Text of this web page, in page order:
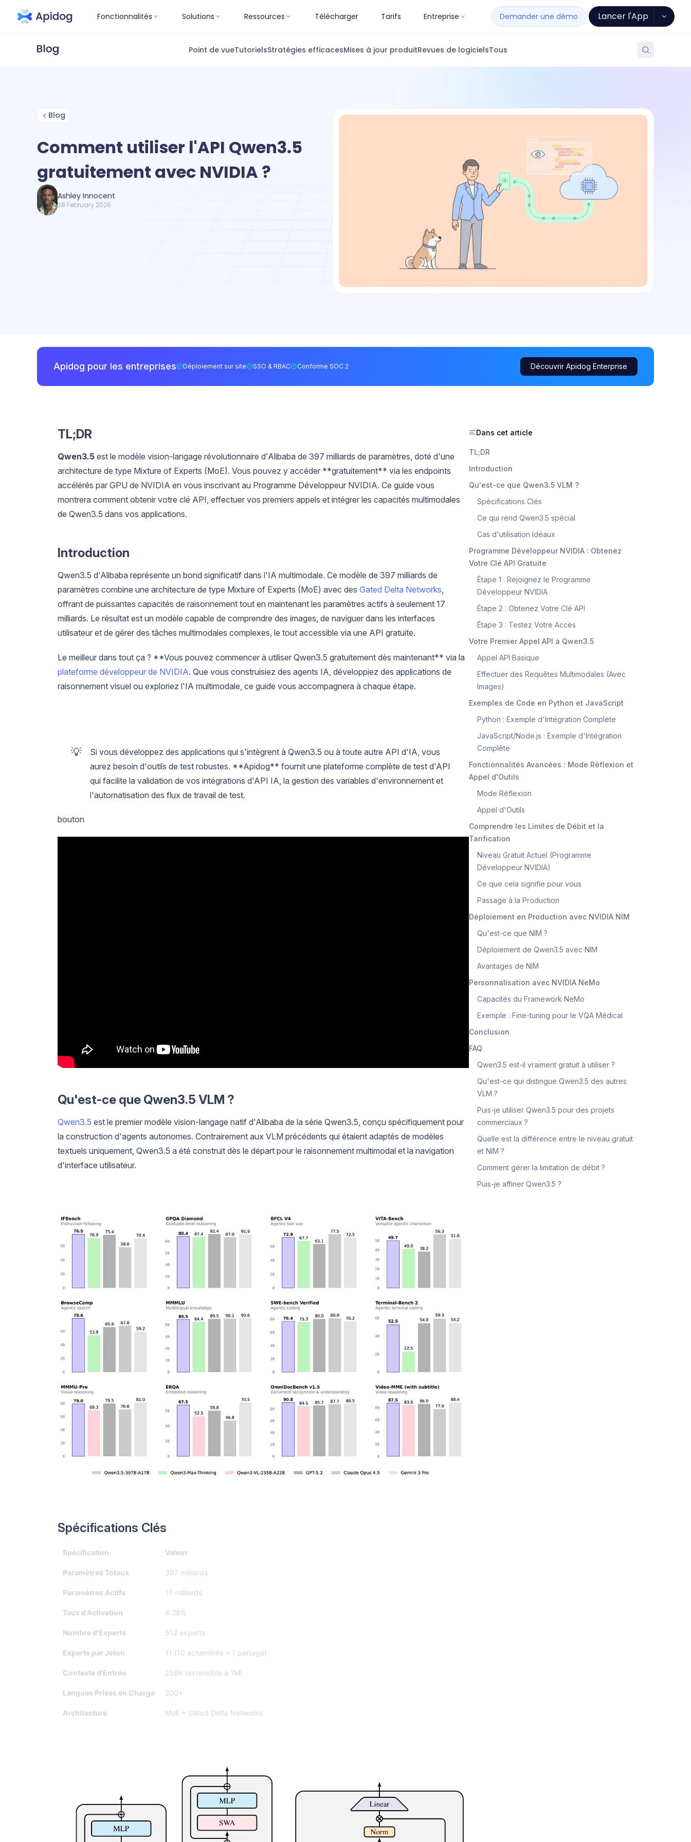
Fonctionnalités Solutions Ressources Télécharger Tarifs Entreprise Demander une démo Lancer l'App
Point de vueTutorielsStratégies efficacesMises à jour produitRevues de logicielsTous
Blog
Comment utiliser l'API Qwen3.5
gratuitement avec NVIDIA ?
Ashley Innocent
28 February 2026
Apidog pour les entreprises Déploiement sur site SSO & RBAC Conforme SOC 2 Découvrir Apidog Enterprise
TL;DR
Qwen3.5 est le modèle vision-langage révolutionnaire d'Alibaba de 397 milliards de paramètres, doté d'une
architecture de type Mixture of Experts (MoE). Vous pouvez y accéder **gratuitement** via les endpoints
accélérés par GPU de NVIDIA en vous inscrivant au Programme Développeur NVIDIA. Ce guide vous
montrera comment obtenir votre clé API, effectuer vos premiers appels et intégrer les capacités multimodales
de Qwen3.5 dans vos applications.
Introduction
Qwen3.5 d'Alibaba représente un bond significatif dans l'IA multimodale. Ce modèle de 397 milliards de
paramètres combine une architecture de type Mixture of Experts (MoE) avec des Gated Delta Networks
offrant de puissantes capacités de raisonnement tout en maintenant les paramètres actifs à seulement 17
milliards. Le résultat est un modèle capable de comprendre des images, de naviguer dans les interfaces
utilisateur et de gérer des tâches multimodales complexes, le tout accessible via une API gratuite.
Le meilleur dans tout ça ? **Vous pouvez commencer à utiliser Qwen3.5 gratuitement dès maintenant** via la
plateforme développeur de NVIDIA. Que vous construisiez des agents IA, développiez des applications de
raisonnement visuel ou exploriez l'IA multimodale, ce guide vous accompagnera à chaque étape.
💡
Si vous développez des applications qui s'intègrent à Qwen3.5 ou à toute autre API d'IA, vous
aurez besoin d'outils de test robustes. **Apidog** fournit une plateforme complète de test d'API
qui facilite la validation de vos intégrations d'API IA, la gestion des variables d'environnement et
l'automatisation des flux de travail de test.
bouton
Qu'est-ce que Qwen3.5 VLM ?
Qwen3.5 est le premier modèle vision-langage natif d'Alibaba de la série Qwen3.5, conçu spécifiquement pour
la construction d'agents autonomes. Contrairement aux VLM précédents qui étaient adaptés de modèles
textuels uniquement, Qwen3.5 a été construit dès le départ pour le raisonnement multimodal et la navigation
d'interface utilisateur.
Spécifications Clés
Spécification Valeur
Paramètres Totaux 397 milliards
Paramètres Actifs 17 milliards
Taux d'Activation 4.28%
Nombre d'Experts 512 experts
Experts par Jeton 11 (10 acheminés + 1 partagé)
Contexte d'Entrée 256K (extensible à 1M)
Langues Prises en Charge 200+
Architecture MoE + Gated Delta Networks
Dans cet article
TL;DR
Introduction
Qu'est-ce que Qwen3.5 VLM ?
Spécifications Clés
Ce qui rend Qwen3.5 spécial
Cas d'utilisation Idéaux
Programme Développeur NVIDIA : Obtenez
Votre Clé API Gratuite
Étape 1 : Rejoignez le Programme
Développeur NVIDIA
Étape 2 : Obtenez Votre Clé API
Étape 3 : Testez Votre Accès
Votre Premier Appel API à Qwen3.5
Appel API Basique
Effectuer des Requêtes Multimodales (Avec
Images)
Exemples de Code en Python et JavaScript
Python : Exemple d'Intégration Complète
JavaScript/Node.js : Exemple d'Intégration
Complète
Fonctionnalités Avancées : Mode Réflexion et
Appel d'Outils
Mode Réflexion
Appel d'Outils
Comprendre les Limites de Débit et la
Tarification
Niveau Gratuit Actuel (Programme
Développeur NVIDIA)
Ce que cela signifie pour vous
Passage à la Production
Déploiement en Production avec NVIDIA NIM
Qu'est-ce que NIM ?
Déploiement de Qwen3.5 avec NIM
Avantages de NIM
Personnalisation avec NVIDIA NeMo
Capacités du Framework NeMo
Exemple : Fine-tuning pour le VQA Médical
Conclusion
FAQ
Qwen3.5 est-il vraiment gratuit à utiliser ?
Qu'est-ce qui distingue Qwen3.5 des autres
VLM ?
Puis-je utiliser Qwen3.5 pour des projets
commerciaux ?
Quelle est la différence entre le niveau gratuit
et NIM ?
Comment gérer la limitation de débit ?
Puis-je affiner Qwen3.5 ?